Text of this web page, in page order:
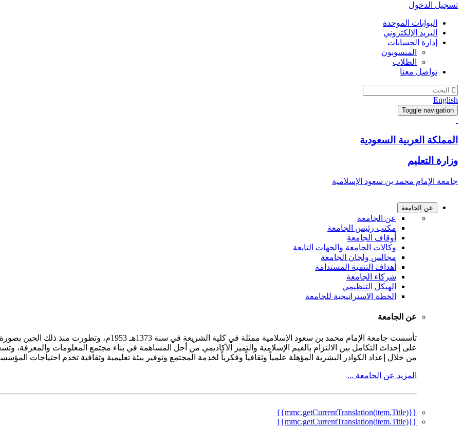
تسجيل الدخول
البوابات الموحدة
البريد الإلكتروني
إدارة الحسابات
المنسوبون
الطلاب
تواصل معنا
English
Toggle navigation
المملكة العربية السعودية
وزارة التعليم
جامعة الإمام محمد بن سعود الإسلامية
عن الجامعة
عن الجامعة
مكتب رئيس الجامعة
أوقاف الجامعة
وكالات الجامعة والجهات التابعة
مجالس ولجان الجامعة
أهداف التنمية المستدامة
شركاء الجامعة
الهيكل التنظيمي
الخطة الاستراتيجية للجامعة
عن الجامعة
على إحداث التكامل بين الالتزام بالقيم الإسلامية والتميز الأكاديمي من أجل المساهمة في بناء مجتمع المعلومات والمعرفة،
من خلال إعداد الكوادر البشرية المؤهلة علمياً وثقافياً وفكرياً لخدمة المجتمع وتوفير بيئة تعليمية وثقافية تخدم احتياجات
المزيد عن الجامعة ...
{{mmc.getCurrentTranslation(item.Title)}}
{{mmc.getCurrentTranslation(item.Title)}}